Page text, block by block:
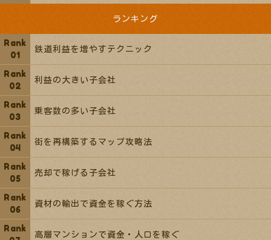
ランキング
鉄道利益を増やすテクニック
利益の大きい子会社
乗客数の多い子会社
街を再構築するマップ攻略法
売却で稼げる子会社
資材の輸出で資金を稼ぐ方法
高層マンションで資金・人口を稼ぐ